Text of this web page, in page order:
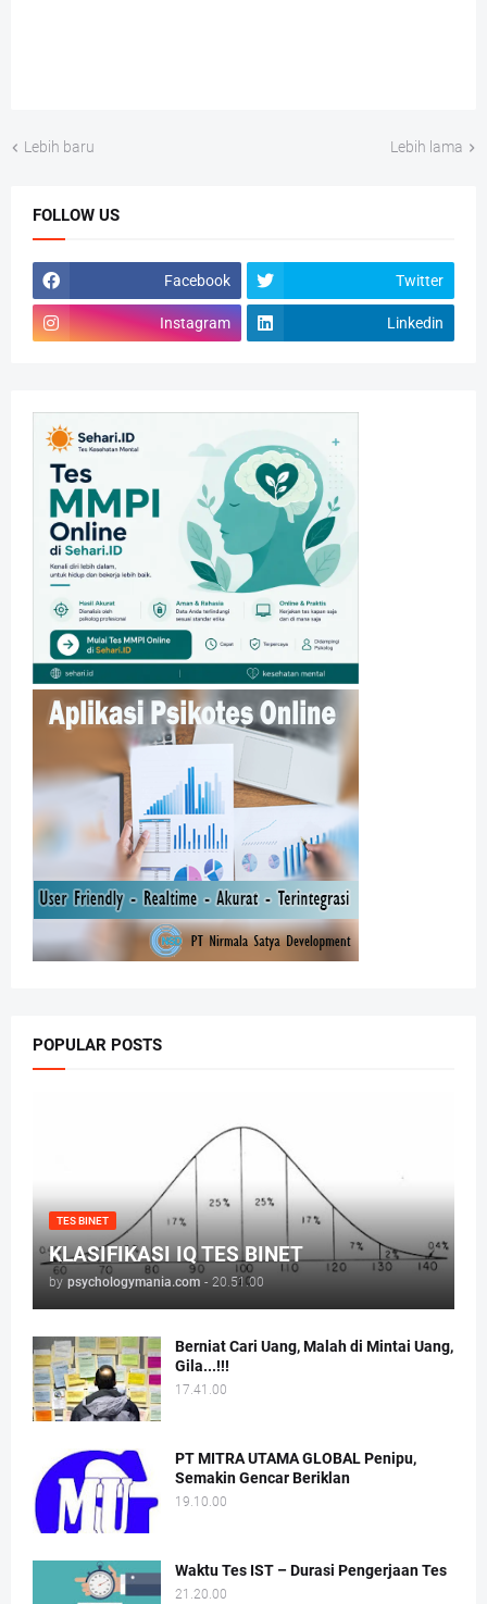
Lebih baru Lebih lama
FOLLOW US
Facebook Twitter
Instagram Linkedin
POPULAR POSTS
TES BINET
KLASIFIKASI IQ TES BINET
by psychologymania.com - 20.51.00
Berniat Cari Uang, Malah di Mintai Uang,
Gila...!!!
17.41.00
PT MITRA UTAMA GLOBAL Penipu,
Semakin Gencar Beriklan
19.10.00
Waktu Tes IST – Durasi Pengerjaan Tes
21.20.00